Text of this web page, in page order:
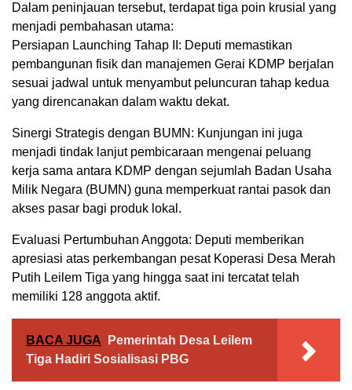
​Dalam peninjauan tersebut, terdapat tiga poin krusial yang
menjadi pembahasan utama:
​Persiapan Launching Tahap II: Deputi memastikan
pembangunan fisik dan manajemen Gerai KDMP berjalan
sesuai jadwal untuk menyambut peluncuran tahap kedua
yang direncanakan dalam waktu dekat.
​Sinergi Strategis dengan BUMN: Kunjungan ini juga
menjadi tindak lanjut pembicaraan mengenai peluang
kerja sama antara KDMP dengan sejumlah Badan Usaha
Milik Negara (BUMN) guna memperkuat rantai pasok dan
akses pasar bagi produk lokal.
​Evaluasi Pertumbuhan Anggota: Deputi memberikan
apresiasi atas perkembangan pesat Koperasi Desa Merah
Putih Leilem Tiga yang hingga saat ini tercatat telah
memiliki 128 anggota aktif.
BACA JUGA
Pemerintah Desa Leilem
Tiga Hadiri Sosialisasi PBG